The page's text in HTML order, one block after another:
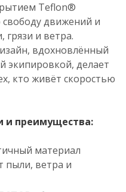
Teflon®
движений и
и ветра.
вдохновлённый
экипировкой, делает
кто живёт скоростью
и преимущества:
материал
пыли, ветра и